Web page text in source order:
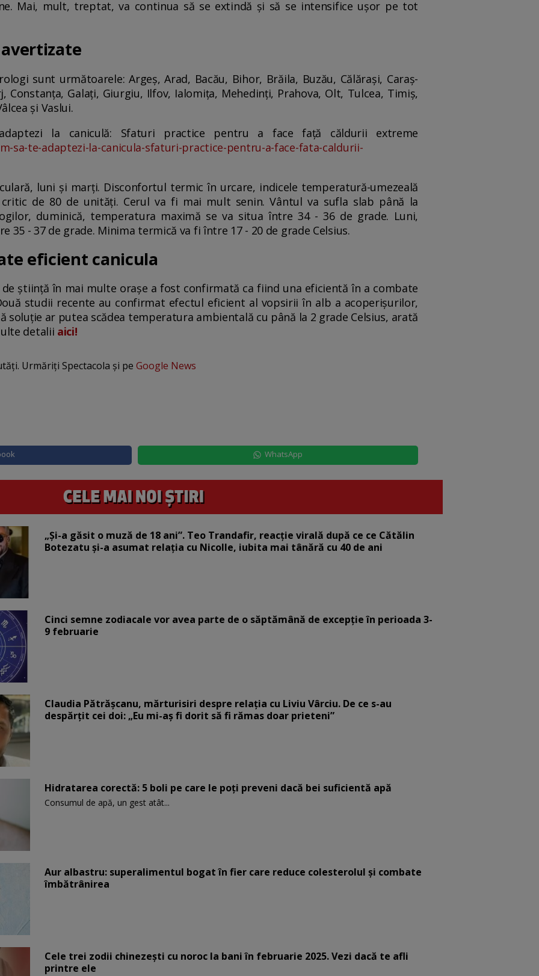
Mai, mult, treptat, va continua să se extindă şi să se intensifice uşor pe tot
sunt următoarele: Argeş, Arad, Bacău, Bihor, Brăila, Buzău, Călăraşi, Caraş-
Constanţa, Galaţi, Giurgiu, Ilfov, Ialomiţa, Mehedinţi, Prahova, Olt, Tulcea, Timiş,
şi Vaslui.
la caniculă: Sfaturi practice pentru a face față căldurii extreme
sa-te-adaptezi-la-canicula-sfaturi-practice-pentru-a-face-fata-caldurii-
luni şi marţi. Disconfortul termic în urcare, indicele temperatură-umezeală
de 80 de unităţi. Cerul va fi mai mult senin. Vântul va sufla slab până la
duminică, temperatura maximă se va situa între 34 - 36 de grade. Luni,
35 - 37 de grade. Minima termică va fi între 17 - 20 de grade Celsius.
eficient canicula
știință în mai multe orașe a fost confirmată ca fiind una eficientă în a combate
studii recente au confirmat efectul eficient al vopsirii în alb a acoperişurilor,
soluție ar putea scădea temperatura ambientală cu până la 2 grade Celsius, arată
detalii aici!
Urmăriți Spectacola și pe Google News
WhatsApp
„Și-a găsit o muză de 18 ani”. Teo Trandafir, reacție virală după ce ce Cătălin
Botezatu și-a asumat relația cu Nicolle, iubita mai tânără cu 40 de ani
Cinci semne zodiacale vor avea parte de o săptămână de excepție în perioada 3-
9 februarie
Claudia Pătrășcanu, mărturisiri despre relația cu Liviu Vârciu. De ce s-au
despărțit cei doi: „Eu mi-aș fi dorit să fi rămas doar prieteni”
Hidratarea corectă: 5 boli pe care le poți preveni dacă bei suficientă apă
Consumul de apă, un gest atât...
Aur albastru: superalimentul bogat în fier care reduce colesterolul și combate
îmbătrânirea
Cele trei zodii chinezești cu noroc la bani în februarie 2025. Vezi dacă te afli
printre ele